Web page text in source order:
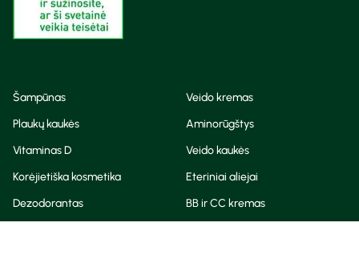
Šampūnas
Veido kremas
Plaukų kaukės
Aminorūgštys
Vitaminas D
Veido kaukės
Korėjietiška kosmetika
Eteriniai aliejai
Dezodorantas
BB ir CC kremas